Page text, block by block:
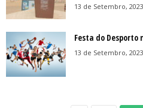
13 de Setembro, 2023
Festa do Desporto
13 de Setembro, 2023